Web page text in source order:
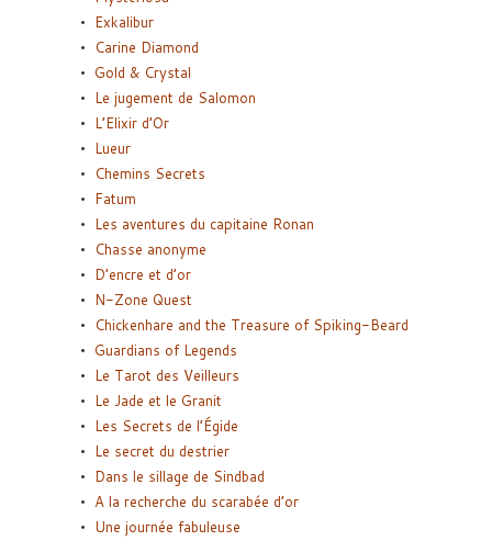
Exkalibur
Carine Diamond
Gold & Crystal
Le jugement de Salomon
L’Elixir d’Or
Lueur
Chemins Secrets
Fatum
Les aventures du capitaine Ronan
Chasse anonyme
D’encre et d’or
N-Zone Quest
Chickenhare and the Treasure of Spiking-Beard
Guardians of Legends
Le Tarot des Veilleurs
Le Jade et le Granit
Les Secrets de l’Égide
Le secret du destrier
Dans le sillage de Sindbad
A la recherche du scarabée d’or
Une journée fabuleuse